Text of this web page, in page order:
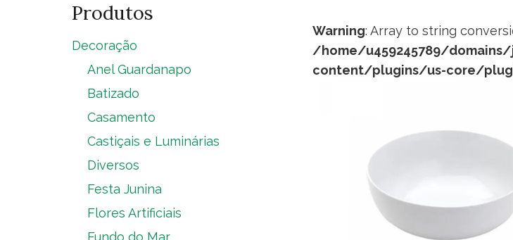
Warning: Array to string
/home/u459245789/
content/plugins/us-core/
Produtos
Decoração
Anel Guardanapo
Batizado
Casamento
Castiçais e Luminárias
Diversos
Festa Junina
Flores Artificiais
Fundo do Mar